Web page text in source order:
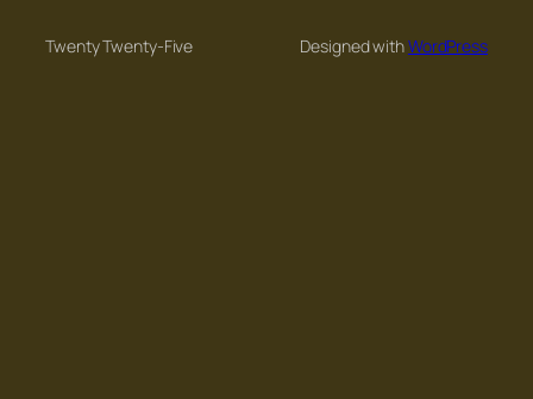
Twenty Twenty-Five Designed withWordPress